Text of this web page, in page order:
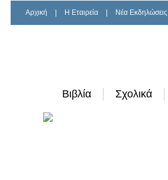
Αρχική H Εταιρεία Νέα Εκδηλώσεις
Βιβλία Σχολικά